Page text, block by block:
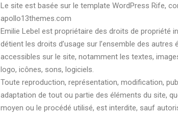
Le site est basée sur le template WordPress Rife,
apollo13themes.com
Emilie Lebel est propriétaire des droits de propriété
détient les droits d’usage sur l’ensemble des autres
accessibles sur le site, notamment les textes,
logo, icônes, sons, logiciels.
Toute reproduction, représentation, modification,
adaptation de tout ou partie des éléments du site,
moyen ou le procédé utilisé, est interdite, sauf